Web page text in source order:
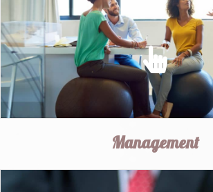
facteurs de stress...
EN SAVOIR PLUS
Management